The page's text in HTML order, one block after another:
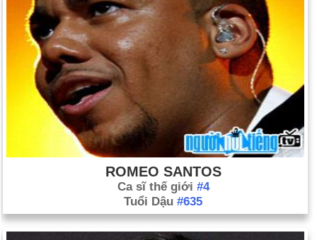
ROMEO SANTOS
Ca sĩ thế giới #4
Tuổi Dậu #635